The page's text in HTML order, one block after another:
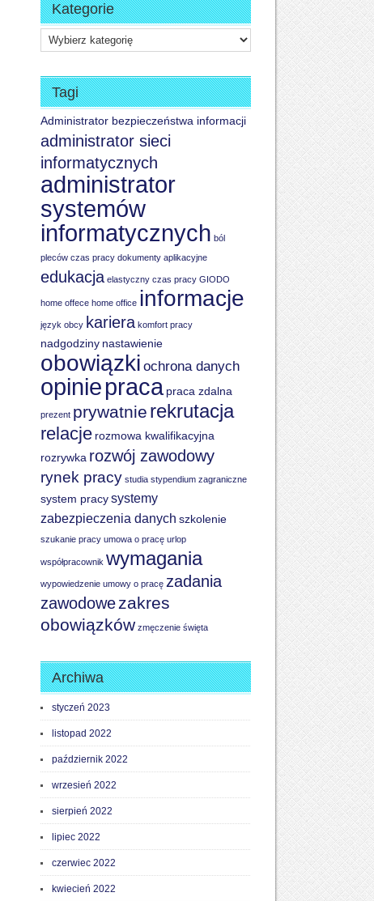
Kategorie
Kategorie
Tagi
Administrator bezpieczeństwa informacji
administrator sieci
informatycznych
administrator
systemów
informatycznych ból
pleców czas pracy dokumenty aplikacyjne
edukacja elastyczny czas pracy GIODO
home offece home office informacje
język obcy kariera komfort pracy
nadgodziny nastawienie
obowiązki ochrona danych
opiniepraca praca zdalna
prezent prywatnie rekrutacja
relacje rozmowa kwalifikacyjna
rozrywka rozwój zawodowy
rynek pracy studia stypendium zagraniczne
system pracy systemy
zabezpieczenia danych szkolenie
szukanie pracy umowa o pracę urlop
współpracownik wymagania
wypowiedzenie umowy o pracę zadania
zawodowezakres
obowiązków zmęczenie święta
Archiwa
styczeń 2023
listopad 2022
październik 2022
wrzesień 2022
sierpień 2022
lipiec 2022
czerwiec 2022
kwiecień 2022